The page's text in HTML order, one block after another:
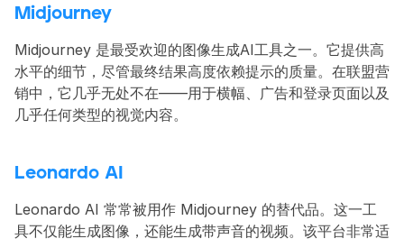
Midjourney
Midjourney 是最受欢迎的图像生成AI工具之一。它提供高
水平的细节，尽管最终结果高度依赖提示的质量。在联盟营
销中，它几乎无处不在——用于横幅、广告和登录页面以及
几乎任何类型的视觉内容。
Leonardo AI
Leonardo AI 常常被用作 Midjourney 的替代品。这一工
具不仅能生成图像，还能生成带声音的视频。该平台非常适